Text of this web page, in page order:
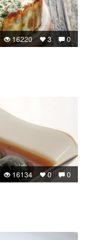
0
3
16220
0
0
16134